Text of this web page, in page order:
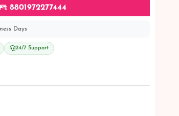
8801972277444
Days
24/7 Support